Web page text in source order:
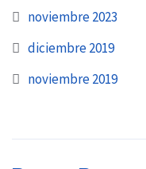
noviembre 2023
diciembre 2019
noviembre 2019